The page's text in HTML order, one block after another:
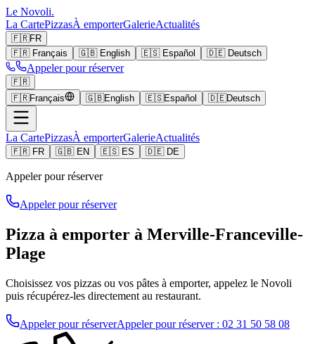
Le Novoli.
La CartePizzasÀ emporterGalerieActualités
🇫🇷FR
🇫🇷 Français 🇬🇧 English 🇪🇸 Español 🇩🇪 Deutsch
Appeler pour réserver
🇫🇷
🇫🇷Français 🇬🇧English 🇪🇸Español 🇩🇪Deutsch
La CartePizzasÀ emporterGalerieActualités
🇫🇷 FR 🇬🇧 EN 🇪🇸 ES 🇩🇪 DE
Appeler pour réserver
Appeler pour réserver
Pizza à emporter à Merville-Franceville-
Plage
Choisissez vos pizzas ou vos pâtes à emporter, appelez le Novoli
puis récupérez-les directement au restaurant.
Appeler pour réserverAppeler pour réserver: 02 31 50 58 08